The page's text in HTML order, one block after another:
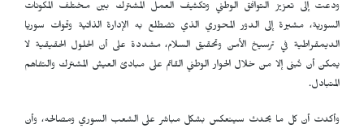
ودعت إلى تعزيز التوافق الوطني وتكثيف العمل المشترك بين مختلف المكونات
السورية، مشيرة إلى الدور المحوري الذي تضطلع به الإدارة الذاتية وقوات سوريا
الديمقراطية في ترسيخ الأمن وتحقيق السلام، مشددة على أن الحلول الحقيقية لا
يمكن أن تُبنى إلا من خلال الحوار الوطني القائم على مبادئ العيش المشترك والتفاهم
المتبادل.
وأكدت أن كل ما يحدث سينعكس بشكل مباشر على الشعب السوري ومصالحه، وأن